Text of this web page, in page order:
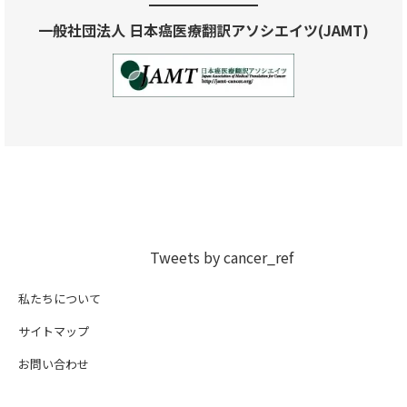
一般社団法人 日本癌医療翻訳アソシエイツ(JAMT)
Tweets by cancer_ref
私たちについて
サイトマップ
お問い合わせ